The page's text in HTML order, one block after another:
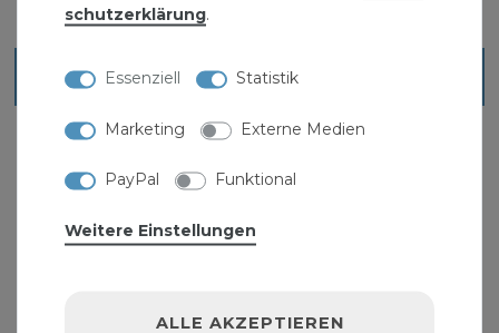
Blick ins Sortiment
schutz­erklärung.
Essenziell Statistik
Marketing Externe Medien
PayPal Funktional
Weitere Einstellungen
ALLE AKZEPTIEREN